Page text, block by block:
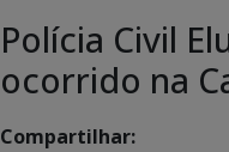
Polícia Civil
ocorrido na
Compartilhar: